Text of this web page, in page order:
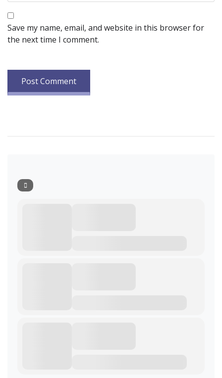
Save my name, email, and website in this browser for
the next time I comment.